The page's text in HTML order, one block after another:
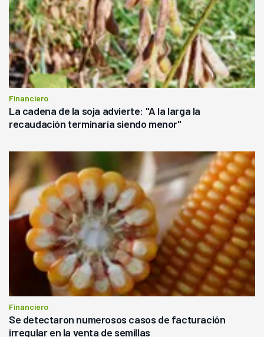
Financiero
La cadena de la soja advierte: "A la larga la
recaudación terminaría siendo menor"
Financiero
Se detectaron numerosos casos de facturación
irregular en la venta de semillas